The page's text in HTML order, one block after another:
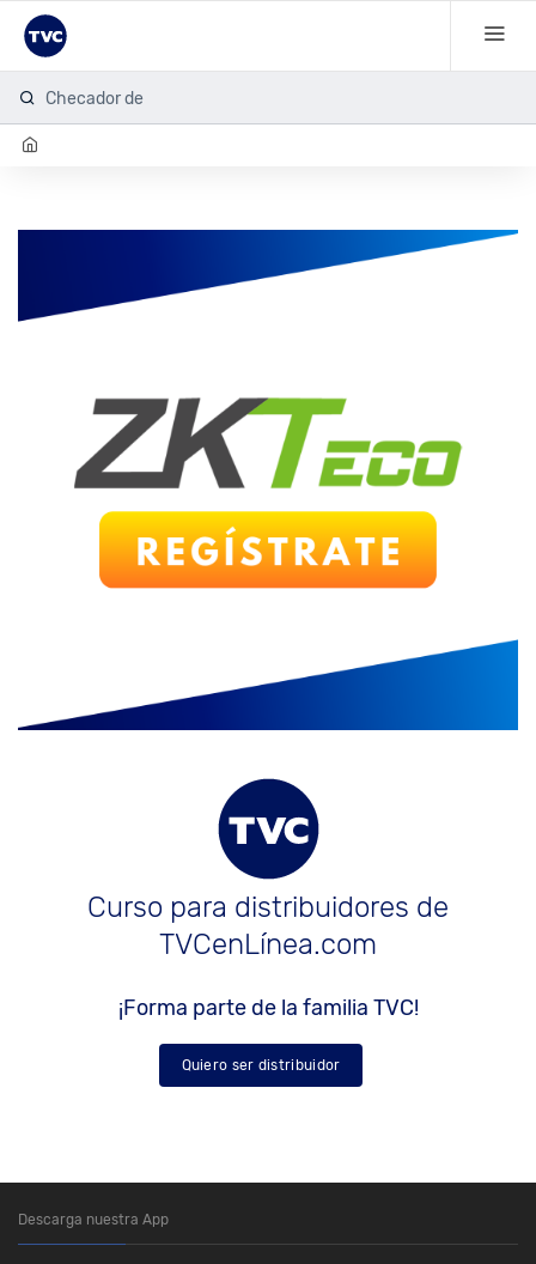
Checador de h
Curso para distribuidores de
TVCenLínea.com
¡Forma parte de la familia TVC!
Quiero ser distribuidor
Descarga nuestra App